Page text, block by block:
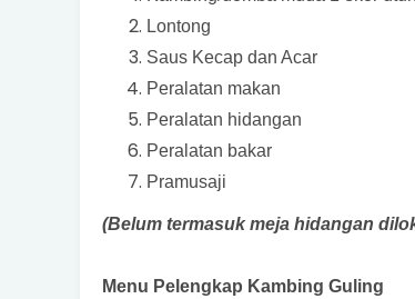
Lontong
Saus Kecap dan Acar
Peralatan makan
Peralatan hidangan
Peralatan bakar
Pramusaji
(Belum termasuk meja hidangan
Menu Pelengkap Kambing Guling